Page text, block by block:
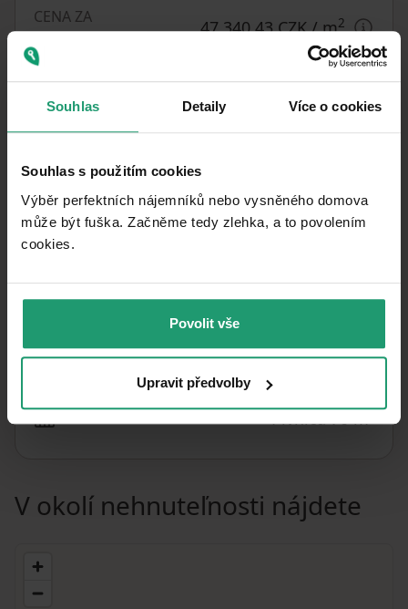
Souhlas Detaily Více o cookies
Souhlas s použitím cookies
Výběr perfektních nájemníků nebo vysněného domova
může být fuška. Začněme tedy zlehka, a to povolením
cookies.​
Povolit vše
Upravit předvolby
CENA ZA
JEDNOTKU
47 340,43 CZK/ m2
Vyberáte dom?
Majte istotu, že máte všetky dôležité
informácie!
PREVERIŤ VYBRANÝ DOM
Čo táto nehnuteľnosť ponúka?
Balkón 4 m²
Pivnica 70 m²
V okolí nehnuteľnosti nájdete